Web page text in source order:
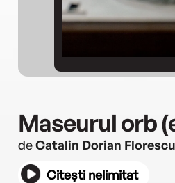
Maseurul orb
deCatalin Dorian Florescu
Citești nelimitat